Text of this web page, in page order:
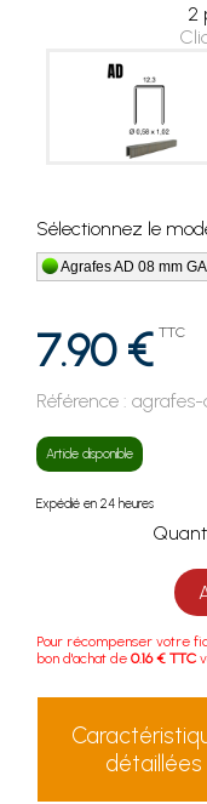
2
Sélectionnez le
Agrafes AD 08 mm
7.90 € TTC
Référence :
Article disponible
Expédié en 24 heures
Pour récompenser votre
bon d'achat de 0.16 € TTC
détaillées